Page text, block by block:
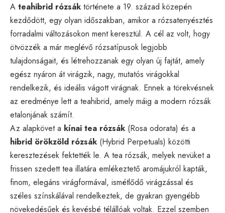
A teahibrid rózsák története a 19. század közepén
kezdődött, egy olyan időszakban, amikor a rózsatenyésztés
forradalmi változásokon ment keresztül. A cél az volt, hogy
ötvözzék a már meglévő rózsatípusok legjobb
tulajdonságait, és létrehozzanak egy olyan új fajtát, amely
egész nyáron át virágzik, nagy, mutatós virágokkal
rendelkezik, és ideális vágott virágnak. Ennek a törekvésnek
az eredménye lett a teahibrid, amely máig a modern rózsák
etalonjának számít.
Az alapkövet a kínai tea rózsák (Rosa odorata) és a
hibrid örökzöld rózsák (Hybrid Perpetuals) közötti
keresztezések fektették le. A tea rózsák, melyek nevüket a
frissen szedett tea illatára emlékeztető aromájukról kapták,
finom, elegáns virágformával, ismétlődő virágzással és
széles színskálával rendelkeztek, de gyakran gyengébb
növekedésűek és kevésbé télállóak voltak. Ezzel szemben